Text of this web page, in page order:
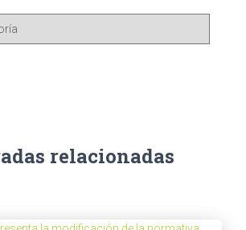
relacionadas